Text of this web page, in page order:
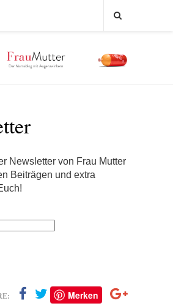
Newsletter von Frau Mutter
Beiträgen und extra
Merken